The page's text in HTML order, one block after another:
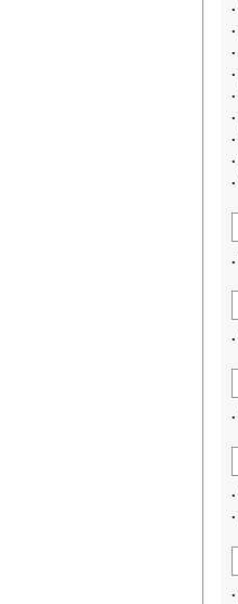
·
·
·
·
·
·
·
·
·
·
·
·
·
·
·